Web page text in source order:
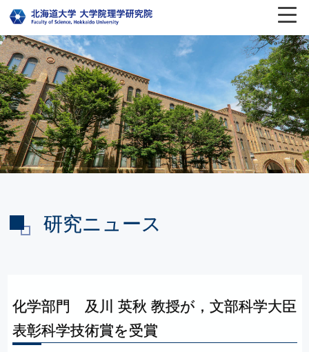
研究ニュース
化学部門 及川 英秋 教授が， 文部科学大臣
表彰科学技術賞を受賞